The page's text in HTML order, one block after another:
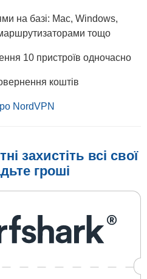
на базі: Mac, Windows,
тощо
10 пристроїв одночасно
коштів
NordVPN
захистіть всі свої
гроші